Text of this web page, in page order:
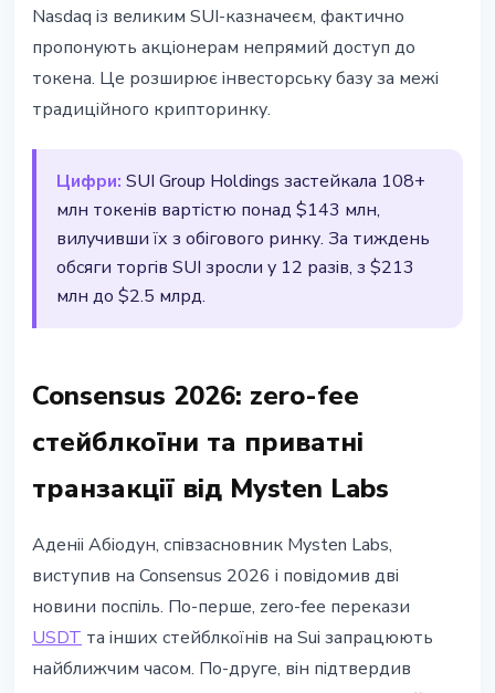
Nasdaq із великим SUI-казначеєм, фактично
пропонують акціонерам непрямий доступ до
токена. Це розширює інвесторську базу за межі
традиційного крипторинку.
Цифри: SUI Group Holdings застейкала 108+
млн токенів вартістю понад $143 млн,
вилучивши їх з обігового ринку. За тиждень
обсяги торгів SUI зросли у 12 разів, з $213
млн до $2.5 млрд.
Consensus 2026: zero-fee
стейблкоїни та приватні
транзакції від Mysten Labs
Аденіі Абіодун, співзасновник Mysten Labs,
виступив на Consensus 2026 і повідомив дві
новини поспіль. По-перше, zero-fee перекази
USDT та інших стейблкоїнів на Sui запрацюють
найближчим часом. По-друге, він підтвердив